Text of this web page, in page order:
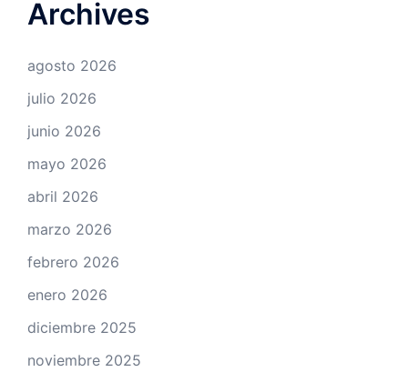
Archives
agosto 2026
julio 2026
junio 2026
mayo 2026
abril 2026
marzo 2026
febrero 2026
enero 2026
diciembre 2025
noviembre 2025